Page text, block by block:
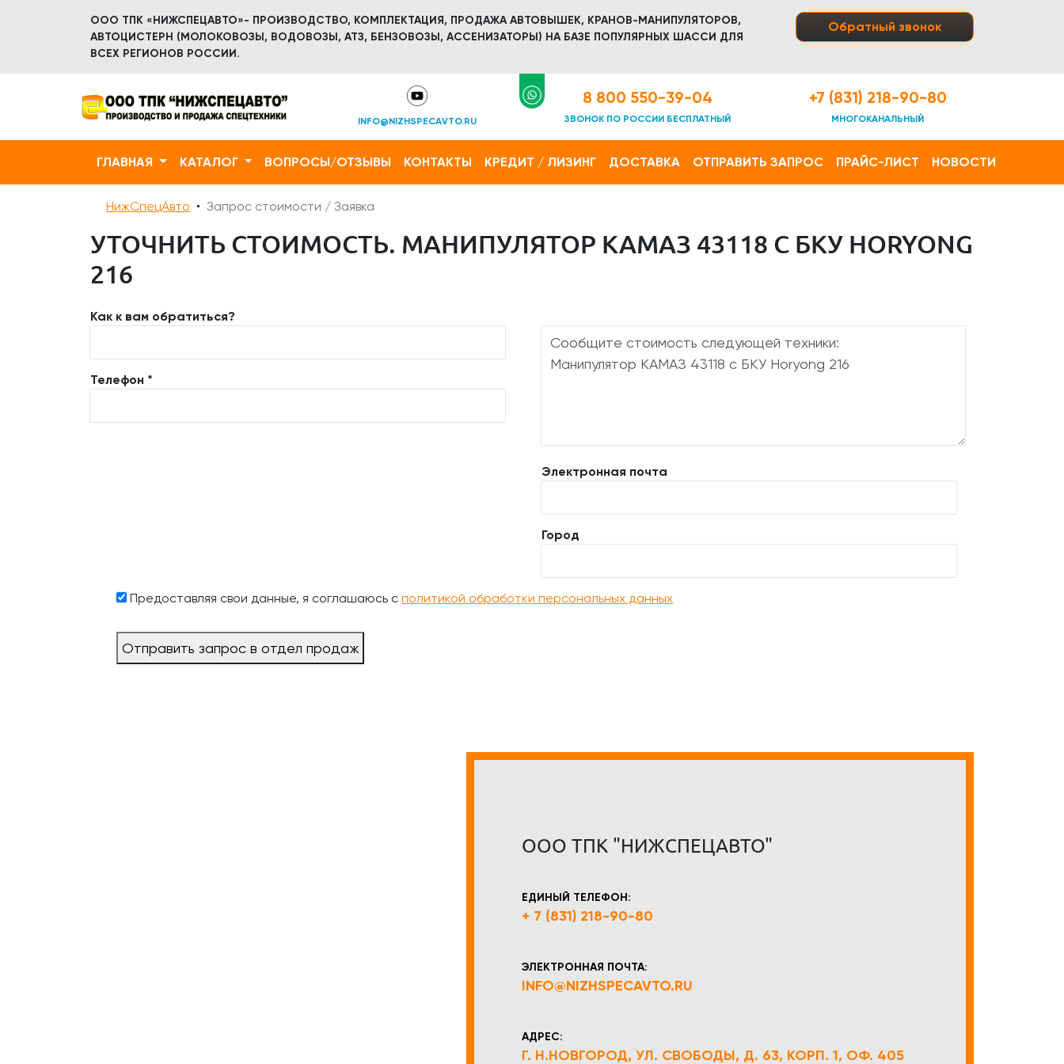
ООО ТПК «НИЖСПЕЦАВТО»- ПРОИЗВОДСТВО, КОМПЛЕКТАЦИЯ, ПРОДАЖА АВТОВЫШЕК, КРАНОВ-МАНИПУЛЯТОРОВ,
АВТОЦИСТЕРН (МОЛОКОВОЗЫ, ВОДОВОЗЫ, АТЗ, БЕНЗОВОЗЫ, АССЕНИЗАТОРЫ) НА БАЗЕ ПОПУЛЯРНЫХ ШАССИ ДЛЯ
ВСЕХ РЕГИОНОВ РОССИИ.
Обратный звонок
INFO@NIZHSPECAVTO.RU
8 800 550-39-04
ЗВОНОК ПО РОССИИ БЕСПЛАТНЫЙ
+7 (831) 218-90-80
МНОГОКАНАЛЬНЫЙ
ГЛАВНАЯ КАТАЛОГ ВОПРОСЫ/ОТЗЫВЫ КОНТАКТЫ КРЕДИТ / ЛИЗИНГ ДОСТАВКА ОТПРАВИТЬ ЗАПРОС ПРАЙС-ЛИСТ НОВОСТИ
НижСпецАвто Запрос стоимости / Заявка
УТОЧНИТЬ СТОИМОСТЬ. МАНИПУЛЯТОР КАМАЗ 43118 С БКУ HORYONG
216
Как к вам обратиться?
Телефон *
Электронная почта
Город
Предоставляя свои данные, я соглашаюсь сполитикой обработки персональных данных
Отправить запрос в отдел продаж
ООО ТПК "НИЖСПЕЦАВТО"
ЕДИНЫЙ ТЕЛЕФОН:
+ 7 (831) 218-90-80
ЭЛЕКТРОННАЯ ПОЧТА:
INFO@NIZHSPECAVTO.RU
АДРЕС:
Г. Н.НОВГОРОД, УЛ. СВОБОДЫ, Д. 63, КОРП. 1, ОФ. 405